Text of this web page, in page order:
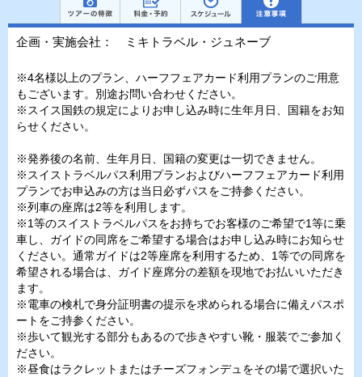
企画・実施会社： ミキトラベル・ジュネーブ
※4名様以上のプラン、ハーフフェアカード利用プランのご用意
もございます。別途お問い合わせください。
※スイス国鉄の規定によりお申し込み時に生年月日、国籍をお知
らせください。
※発券後の名前、生年月日、国籍の変更は一切できません。
※スイストラベルパス利用プランおよびハーフフェアカード利用
プランでお申込みの方は当日必ずパスをご持参ください。
※列車の座席は2等を利用します。
※1等のスイストラベルパスをお持ちでお客様のご希望で1等に乗
車し、ガイドの同席をご希望する場合はお申し込み時にお知らせ
ください。通常ガイドは2等座席を利用するため、1等での同席を
希望される場合は、ガイド座席分の差額を現地でお払いいただき
ます。
※電車の検札で身分証明書の提示を求められる場合に備えパスポ
ートをご持参ください。
※歩いて観光する部分もあるので歩きやすい靴・服装でご参加く
ださい。
※昼食はラクレットまたはチーズフォンデュをその場で選択いた